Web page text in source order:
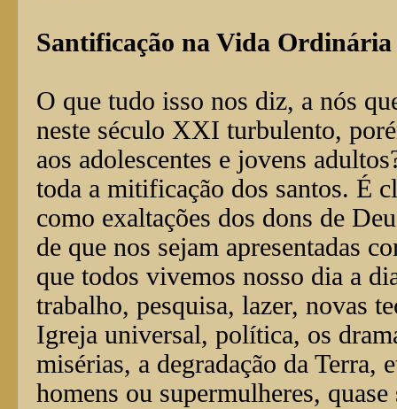
Santificação na Vida Ordinária
O que tudo isso nos diz, a nós
neste século XXI turbulento,
aos adolescentes e jovens
toda a mitificação dos santos. É
como exaltações dos dons de
de que nos sejam apresentadas
que todos vivemos nosso dia a
trabalho, pesquisa, lazer, novas
Igreja universal, política, os
misérias, a degradação da Terra,
homens ou supermulheres, quase